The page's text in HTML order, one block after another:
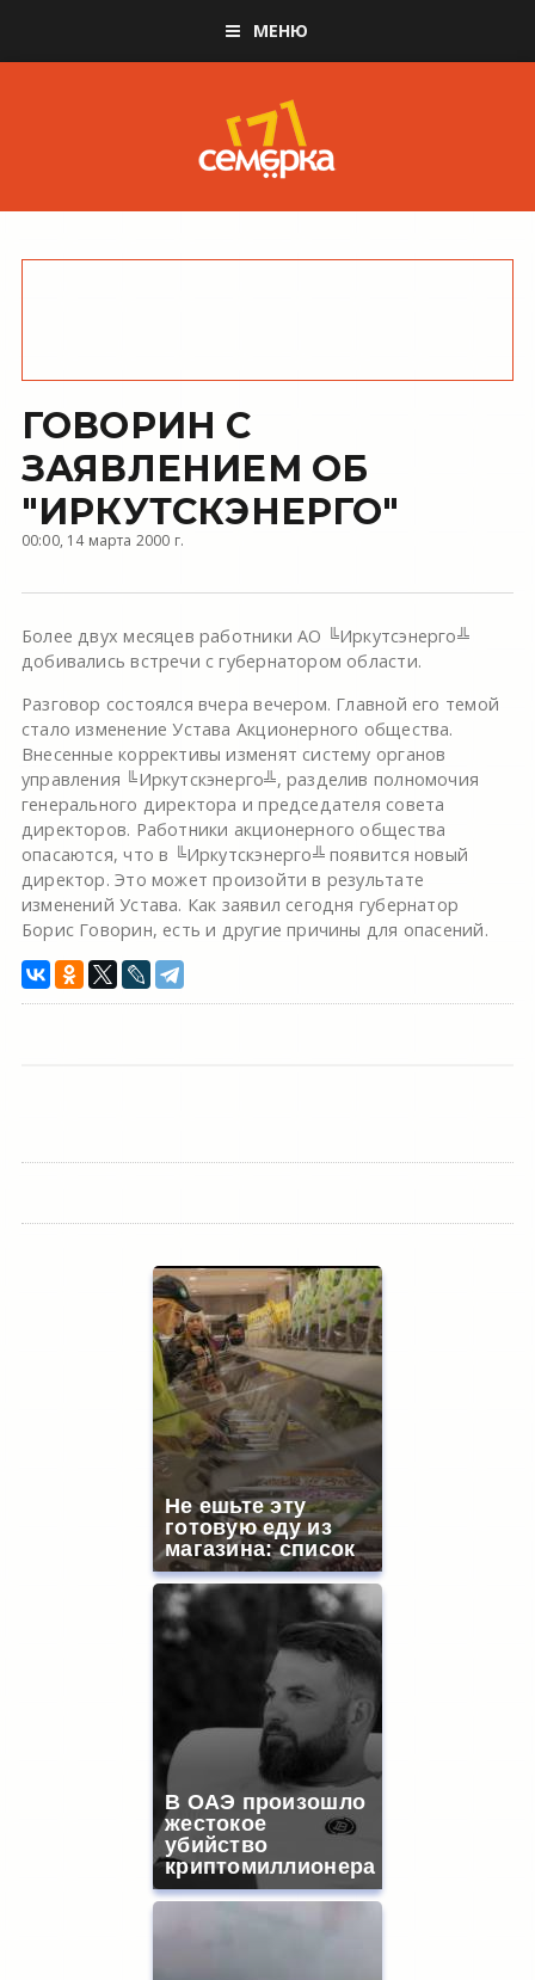
МЕНЮ
ГОВОРИН С
ЗАЯВЛЕНИЕМ ОБ
"ИРКУТСКЭНЕРГО"
00:00, 14 марта 2000 г.
Более двух месяцев работники АО ╚Иркутсэнерго╩
добивались встречи с губернатором области.
Разговор состоялся вчера вечером. Главной его темой
стало изменение Устава Акционерного общества.
Внесенные коррективы изменят систему органов
управления ╚Иркутскэнерго╩, разделив полномочия
генерального директора и председателя совета
директоров. Работники акционерного общества
опасаются, что в ╚Иркутскэнерго╩ появится новый
директор. Это может произойти в результате
изменений Устава. Как заявил сегодня губернатор
Борис Говорин, есть и другие причины для опасений.
Не ешьте эту
готовую еду из
магазина: список
В ОАЭ произошло
жестокое
убийство
криптомиллионера